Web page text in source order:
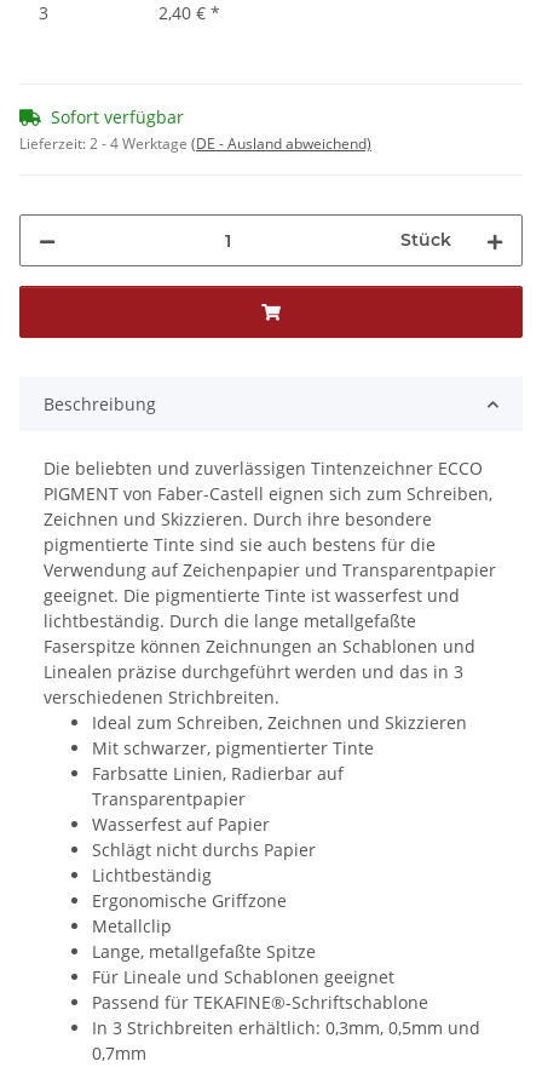
3 2,40 € *
Sofort verfügbar
Lieferzeit:2 - 4 Werktage (DE - Ausland abweichend)
Stück
Beschreibung
Die beliebten und zuverlässigen Tintenzeichner ECCO
PIGMENT von Faber-Castell eignen sich zum Schreiben,
Zeichnen und Skizzieren. Durch ihre besondere
pigmentierte Tinte sind sie auch bestens für die
Verwendung auf Zeichenpapier und Transparentpapier
geeignet. Die pigmentierte Tinte ist wasserfest und
lichtbeständig. Durch die lange metallgefaßte
Faserspitze können Zeichnungen an Schablonen und
Linealen präzise durchgeführt werden und das in 3
verschiedenen Strichbreiten.
Ideal zum Schreiben, Zeichnen und Skizzieren
Mit schwarzer, pigmentierter Tinte
Farbsatte Linien, Radierbar auf
Transparentpapier
Wasserfest auf Papier
Schlägt nicht durchs Papier
Lichtbeständig
Ergonomische Griffzone
Metallclip
Lange, metallgefaßte Spitze
Für Lineale und Schablonen geeignet
Passend für TEKAFINE®-Schriftschablone
In 3 Strichbreiten erhältlich: 0,3mm, 0,5mm und
0,7mm